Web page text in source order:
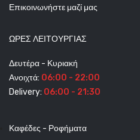
Επικοινωνήστε μαζί μας
ΩΡΕΣ ΛΕΙΤΟΥΡΓΊΑΣ
Δευτέρα - Κυριακή
Ανοιχτά: 06:00 - 22:00
Delivery: 06:00 - 21:30
Καφέδες - Ροφήματα